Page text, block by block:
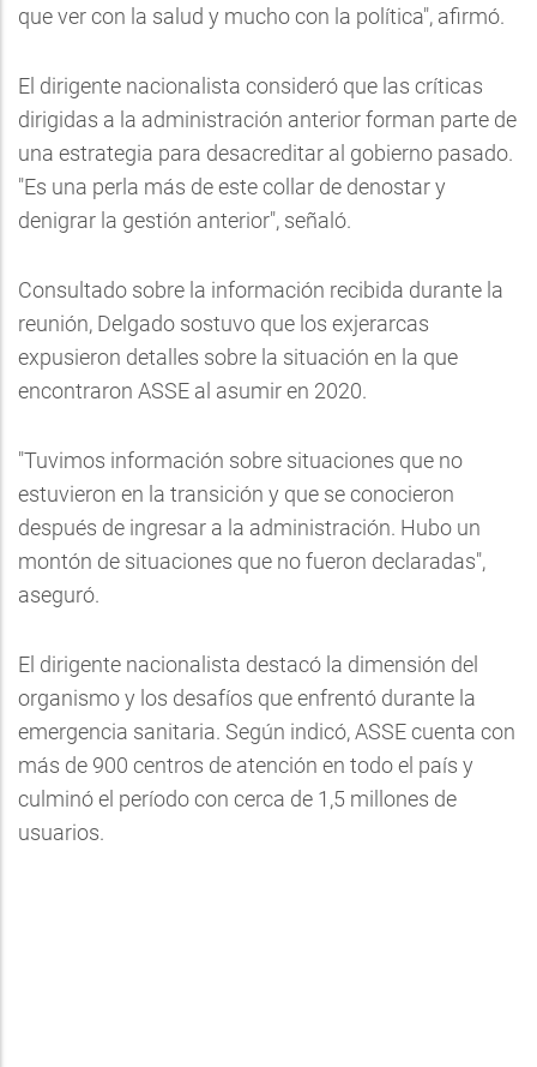
que ver con la salud y mucho con la política", afirmó.
El dirigente nacionalista consideró que las críticas
dirigidas a la administración anterior forman parte de
una estrategia para desacreditar al gobierno pasado.
"Es una perla más de este collar de denostar y
denigrar la gestión anterior", señaló.
Consultado sobre la información recibida durante la
reunión, Delgado sostuvo que los exjerarcas
expusieron detalles sobre la situación en la que
encontraron ASSE al asumir en 2020.
"Tuvimos información sobre situaciones que no
estuvieron en la transición y que se conocieron
después de ingresar a la administración. Hubo un
montón de situaciones que no fueron declaradas",
aseguró.
El dirigente nacionalista destacó la dimensión del
organismo y los desafíos que enfrentó durante la
emergencia sanitaria. Según indicó, ASSE cuenta con
más de 900 centros de atención en todo el país y
culminó el período con cerca de 1,5 millones de
usuarios.